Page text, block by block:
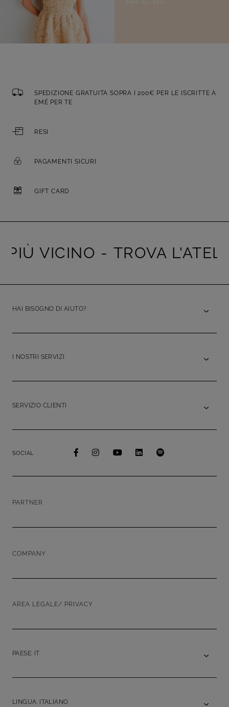
SPEDIZIONE GRATUITA SOPRA I 200€ PER LE ISCRITTE A
EMÉ PER TE
RESI
PAGAMENTI SICURI
GIFT CARD
VICINO - TROVA
HAI BISOGNO DI AIUTO?
I NOSTRI SERVIZI
SERVIZIO CLIENTI
SOCIAL
PARTNER
COMPANY
AREA LEGALE/ PRIVACY
PAESE: IT
LINGUA: ITALIANO